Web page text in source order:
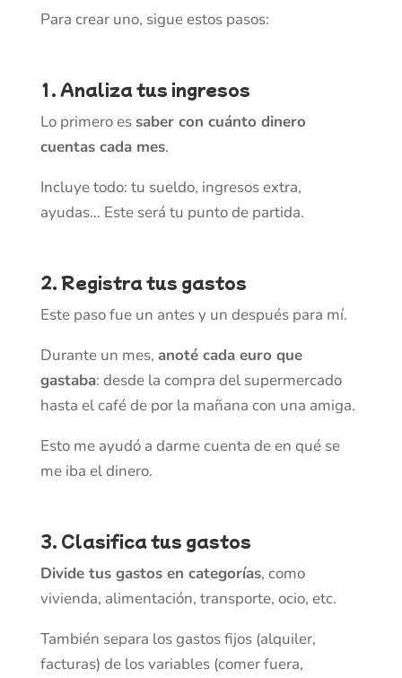
Para crear uno, sigue estos pasos:
1. Analiza tus ingresos
Lo primero essaber con cuánto dinero
cuentas cada mes.
Incluye todo: tu sueldo, ingresos extra,
ayudas… Este será tu punto de partida.
2. Registra tus gastos
Este paso fue un antes y un después para mí.
Durante un mes, anoté cada euro que
gastaba: desde la compra del supermercado
hasta el café de por la mañana con una amiga.
Esto me ayudó a darme cuenta de en qué se
me iba el dinero.
3. Clasifica tus gastos
Divide tus gastos en categorías, como
vivienda, alimentación, transporte, ocio, etc.
También separa los gastos fijos (alquiler,
facturas) de los variables (comer fuera,